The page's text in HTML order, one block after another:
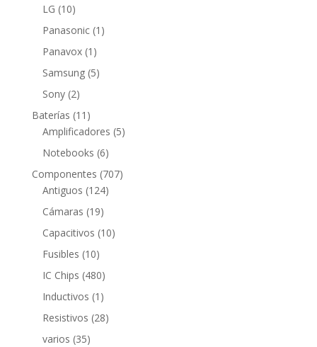
LG 1010
productos
Panasonic 1 1
Panavox 1 1
producto
Samsung 55
Sony 22
productos
Baterías 11 11
productos
Amplificadores 55
Notebooks 66
productos
Componentes 707707
Antiguos 124124
Cámaras 1919
productos
Capacitivos 1010
Fusibles 1010
productos
IC Chips 480480
productos
Inductivos 1 1
producto
Resistivos 2828
varios 3535